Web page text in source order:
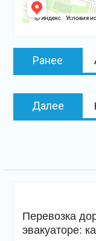
Навигация
Ранее
Далее
Перевозка
эвакуаторе: